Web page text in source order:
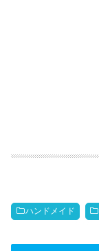
ハンドメイド